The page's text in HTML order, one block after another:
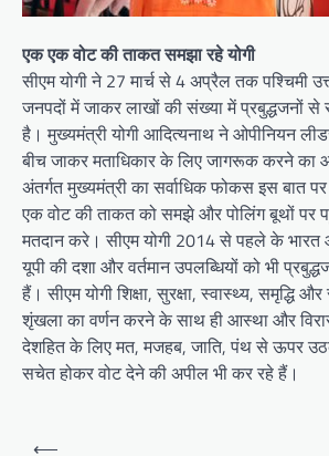
एक एक वोट की ताकत समझा रहे योगी
सीएम योगी ने 27 मार्च से 4 अप्रैल तक पश्चिमी
जनपदों में जाकर लाखों की संख्या में प्रबुद्धजनों से
है। मुख्यमंत्री योगी आदित्यनाथ ने ओपीनियन
बीच जाकर मताधिकार के लिए जागरूक करने का
अंतर्गत मुख्यमंत्री का सर्वाधिक फोकस इस बात
एक वोट की ताकत को समझे और पोलिंग बूथों पर
मतदान करे। सीएम योगी 2014 से पहले के
यूपी की दशा और वर्तमान उपलब्धियों को भी
हैं। सीएम योगी शिक्षा, सुरक्षा, स्वास्थ्य, समृद्धि
शृंखला का वर्णन करने के साथ ही आस्था और
देशहित के लिए मत, मजहब, जाति, पंथ से ऊपर
सचेत होकर वोट देने की अपील भी कर रहे हैं।
Post
⟵